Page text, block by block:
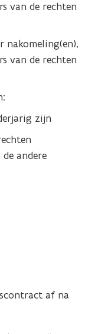
van de rechten
nakomeling(en),
van de rechten
zijn
andere
af na